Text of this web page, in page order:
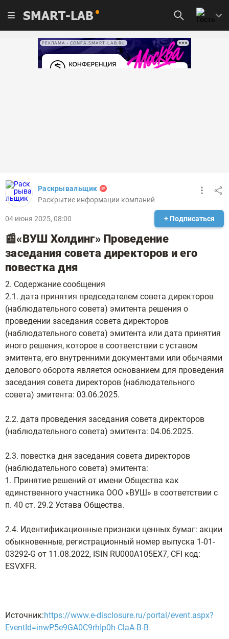
SMART-LAB
РЕКЛАМА • CONFA.SMART-LAB.RU
Раскрывальщик
Раскрытие информации компаний
04 июня 2025, 08:00 + Подписаться
📰«ВУШ Холдинг» Проведение
заседания совета директоров и его
повестка дня
2. Содержание сообщения
2.1. дата принятия председателем совета директоров
(наблюдательного совета) эмитента решения о
проведении заседания совета директоров
(наблюдательного совета) эмитента или дата принятия
иного решения, которое в соответствии с уставом
эмитента, его внутренними документами или обычаями
делового оборота является основанием для проведения
заседания совета директоров (наблюдательного
совета) эмитента: 03.06.2025.
2.2. дата проведения заседания совета директоров
(наблюдательного совета) эмитента: 04.06.2025.
2.3. повестка дня заседания совета директоров
(наблюдательного совета) эмитента:
1. Принятие решений от имени Общества как
единственного участника ООО «ВУШ» в соответствии с
п. 40 ст. 29.2 Устава Общества.
2.4. Идентификационные признаки ценных бумаг: акции
обыкновенные, регистрационный номер выпуска 1-01-
03292-G от 11.08.2022, ISIN RU000A105EX7, CFI код:
ESVXFR.
Источник:https://www.e-disclosure.ru/portal/event.aspx?
EventId=inwP5e9GA0C9rhIp0h-ClaA-B-B